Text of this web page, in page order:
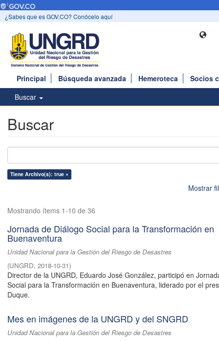
¿Sabes que es GOV.CO? Conócelo aquí
Principal Búsqueda avanzada Hemeroteca
Socios
Buscar
Buscar
Tiene Archivo(s): true ×
Mostrar
Mostrando ítems 1-10 de 36
Jornada de Diálogo Social para la Transformación en
Buenaventura
Unidad Nacional para la Gestión del Riesgo de Desastres
(UNGRD, 2018-10-31)
Director de la UNGRD, Eduardo José González, participó en
Social para la Transformación en Buenaventura, liderado por el
Duque.
Mes en imágenes de la UNGRD y del SNGRD
Unidad Nacional para la Gestión del Riesgo de Desastres